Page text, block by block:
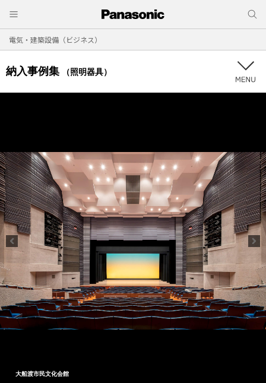
電気・建築設備（ビジネス）
納入事例集 （照明器具）
大船渡市民文化会館